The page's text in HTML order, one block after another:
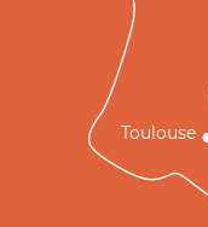
Toulouse